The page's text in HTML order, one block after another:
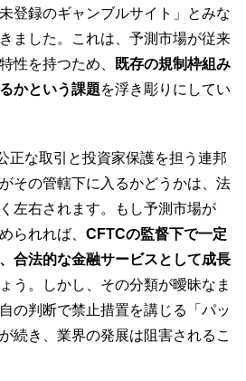
登録のギャンブルサイト」とみな
ました。これは、予測市場が従来
性を持つため、
既存の規制枠組み
かという課題を浮き彫りにしてい
正な取引と投資家保護を担う連邦
その管轄下に入るかどうかは、法
左右されます。もし予測市場が
られれば、 CFTCの監督下で一定
合法的な金融サービスとして成長
う。しかし、その分類が曖昧なま
の判断で禁止措置を講じる「パッ
続き、業界の発展は阻害されるこ